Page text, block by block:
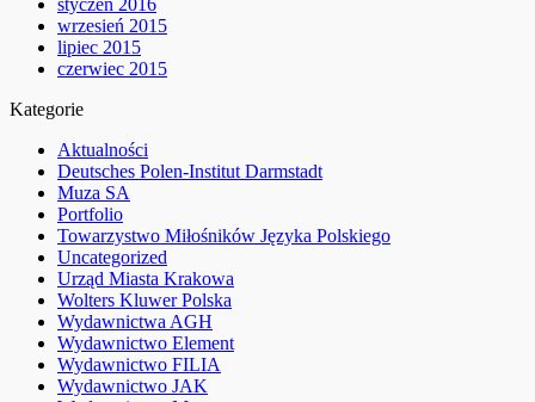
styczeń 2016
wrzesień 2015
lipiec 2015
czerwiec 2015
Kategorie
Aktualności
Deutsches Polen-Institut Darmstadt
Muza SA
Portfolio
Towarzystwo Miłośników Języka Polskiego
Uncategorized
Urząd Miasta Krakowa
Wolters Kluwer Polska
Wydawnictwa AGH
Wydawnictwo Element
Wydawnictwo FILIA
Wydawnictwo JAK